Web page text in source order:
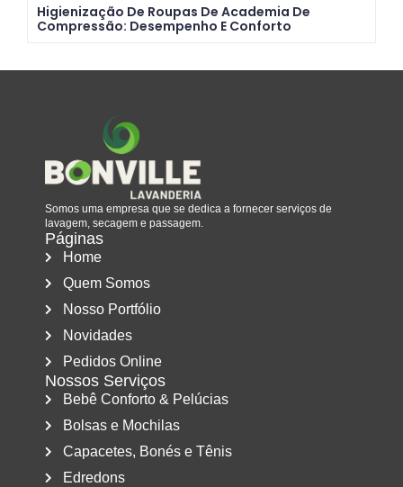
Higienização De Roupas De Academia De
Compressão: Desempenho E Conforto
Somos uma empresa que se dedica a fornecer serviços de
lavagem, secagem e passagem.
Páginas
Home
Quem Somos
Nosso Portfólio
Novidades
Pedidos Online
Nossos Serviços
Bebê Conforto & Pelúcias
Bolsas e Mochilas
Capacetes, Bonés e Tênis
Edredons